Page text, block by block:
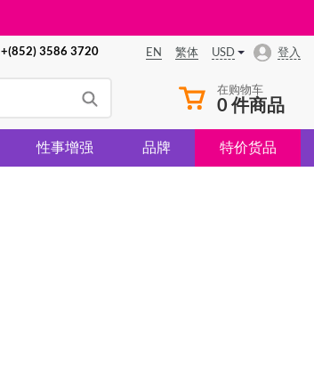
+(852) 3586 3720 EN 繁体 USD 登入
在购物车
0 件商品
性事增强 品牌 特价货品